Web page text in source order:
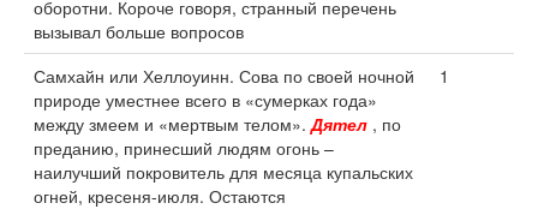
оборотни. Короче говоря, странный перечень
вызывал больше вопросов
Самхайн или Хеллоуинн. Сова по своей ночной
природе уместнее всего в «сумерках года»
между змеем и «мертвым телом».Дятел , по
преданию, принесший людям огонь –
наилучший покровитель для месяца купальских
огней, кресеня-июля. Остаются
1